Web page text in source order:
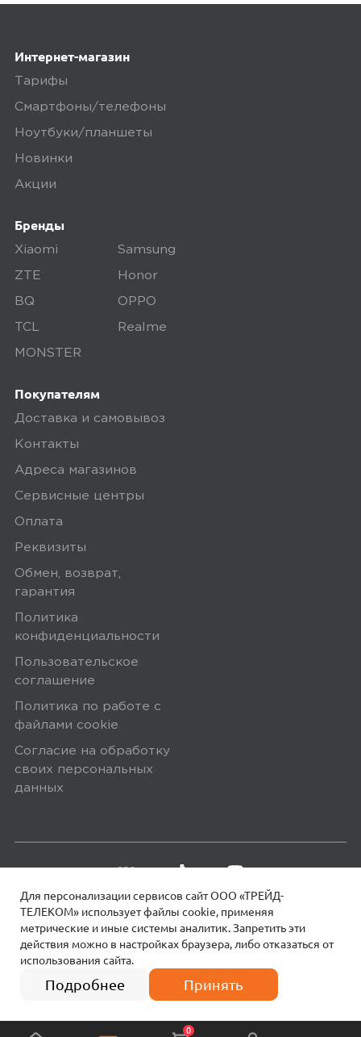
Для персонализации сервисов сайт ООО «ТРЕЙД-
ТЕЛЕКОМ» использует файлы сookie, применяя
метрические и иные системы аналитик. Запретить эти
действия можно в настройках браузера, либо отказаться от
использования сайта.
Подробнее Принять
Интернет-магазин
Тарифы
Смартфоны/телефоны
Ноутбуки/планшеты
Новинки
Акции
Бренды
Xiaomi Samsung
ZTE Honor
BQ OPPO
TCL Realme
MONSTER
Покупателям
Доставка и самовывоз
Контакты
Адреса магазинов
Сервисные центры
Оплата
Реквизиты
Обмен, возврат,
гарантия
Политика
конфиденциальности
Пользовательское
соглашение
Политика по работе с
файлами сookie
Согласие на обработку
своих персональных
данных
© 2026 МОТИВ. Все права защищены!
0